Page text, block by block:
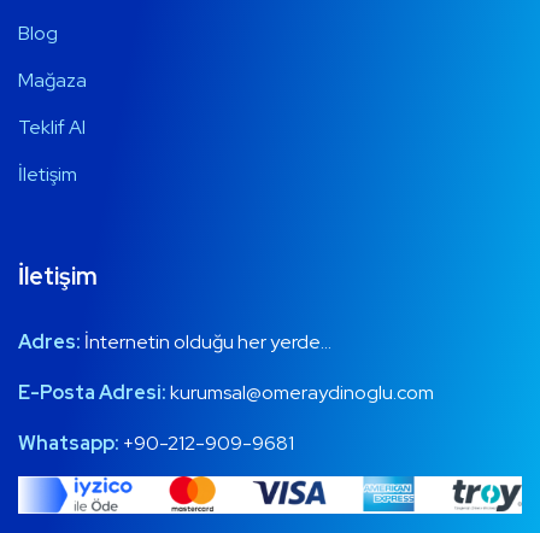
Blog
Mağaza
Teklif Al
İletişim
İletişim
Adres: İnternetin olduğu her yerde…
E-Posta Adresi:kurumsal@omeraydinoglu.com
Whatsapp: +90-212-909-9681